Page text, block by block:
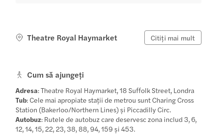
Theatre Royal Haymarket Citiți mai mult
Cum să ajungeți
Adresa: Theatre Royal Haymarket, 18 Suffolk Street, Londra
Tub: Cele mai apropiate stații de metrou sunt Charing Cross
Station (Bakerloo/Northern Lines) și Piccadilly Circ.
Autobuz: Rutele de autobuz care deservesc zona includ 3, 6,
12, 14, 15, 22, 23, 38, 88, 94, 159 și 453.